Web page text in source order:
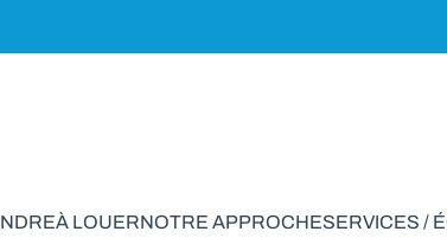
À LOUERNOTRE APPROCHESERVICES /